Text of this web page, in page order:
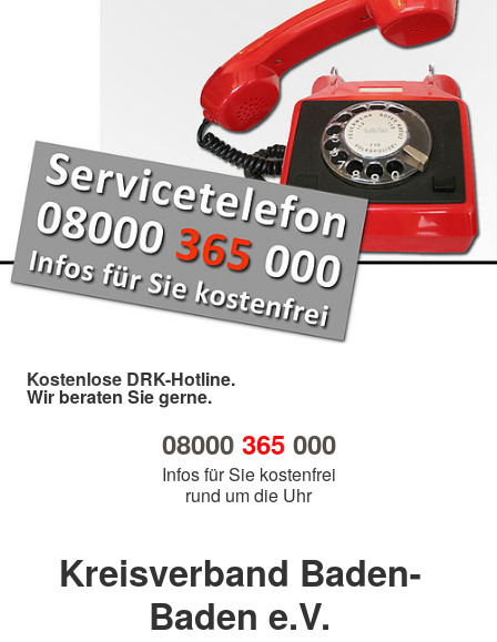
Kostenlose DRK-Hotline.
Wir beraten Sie gerne.
08000 365000
Infos für Sie kostenfrei
rund um die Uhr
Kreisverband Baden-
Baden e.V.